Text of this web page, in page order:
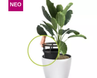
ΝΕΟ